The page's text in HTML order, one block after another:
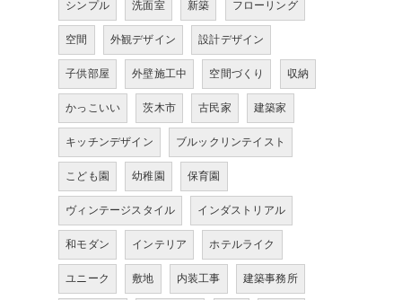
シンプル 洗面室 新築 フローリング
空間 外観デザイン 設計デザイン
子供部屋 外壁施工中 空間づくり 収納
かっこいい 茨木市 古民家 建築家
キッチンデザイン ブルックリンテイスト
こども園 幼稚園 保育園
ヴィンテージスタイル インダストリアル
和モダン インテリア ホテルライク
ユニーク 敷地 内装工事 建築事務所